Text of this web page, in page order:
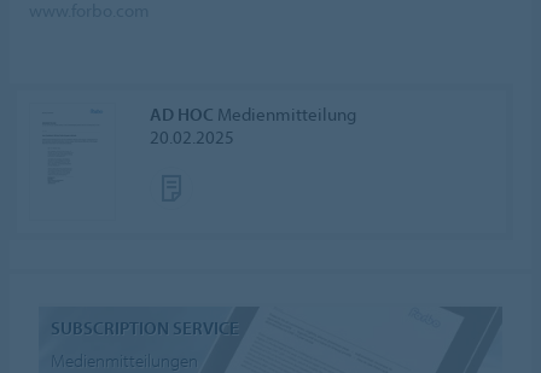
AD HOC Medienmitteilung
20.02.2025
SUBSCRIPTION SERVICE
Medienmitteilungen